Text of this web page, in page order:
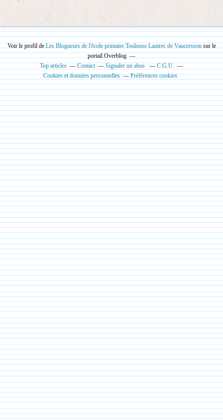
Voir le profil de Les Blogueurs de l'école primaire Toulouse Lautrec de Vaucressonsur le
portail Overblog
Top articles
Contact Signaler un abus
C.G.U.
Cookies et données personnelles
Préférences cookies